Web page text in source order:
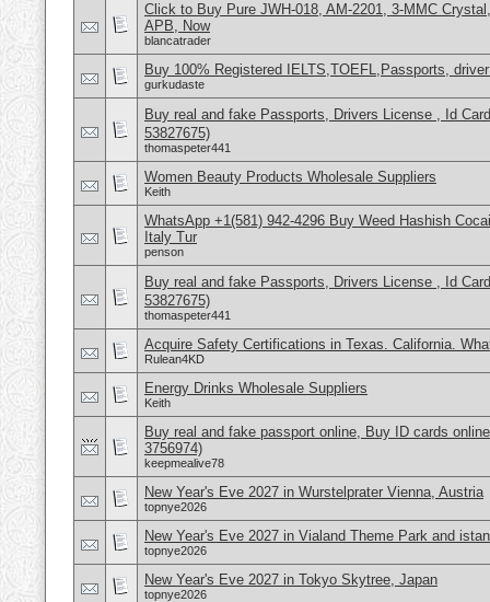
Click to Buy Pure JWH-018, AM-2201, 3-MMC
APB, Now
blancatrader
Buy 100% Registered IELTS,TOEFL,Passports,
gurkudaste
Buy real and fake Passports, Drivers License , Id
53827675)
thomaspeter441
Women Beauty Products Wholesale Suppliers
Keith
WhatsApp +1(581) 942-4296 Buy Weed Hashish
Italy Tur
penson
Buy real and fake Passports, Drivers License , Id
53827675)
thomaspeter441
Acquire Safety Certifications in Texas. California.
Rulean4KD
Energy Drinks Wholesale Suppliers
Keith
Buy real and fake passport online, Buy ID cards
3756974)
keepmealive78
New Year's Eve 2027 in Wurstelprater Vienna, Austria
topnye2026
New Year's Eve 2027 in Vialand Theme Park and
topnye2026
New Year's Eve 2027 in Tokyo Skytree, Japan
topnye2026